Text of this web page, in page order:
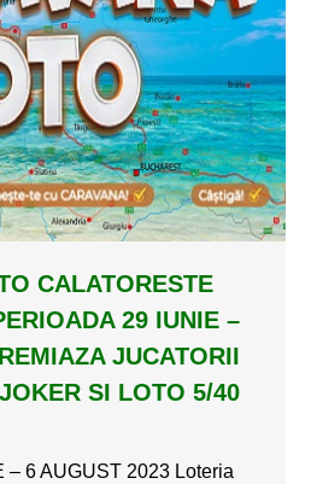
CALATORESTE
29 IUNIE –
JUCATORII
SI LOTO 5/40
– 6 AUGUST 2023 Loteria